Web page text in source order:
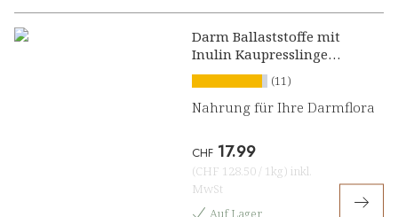
Darm Ballaststoffe mit
Inulin Kaupresslinge
Kirsch-Orange(11)
Nahrung für Ihre Darmflora
CHF 17.99
(CHF 128.50 / 1kg) inkl.
MwSt
Auf Lager